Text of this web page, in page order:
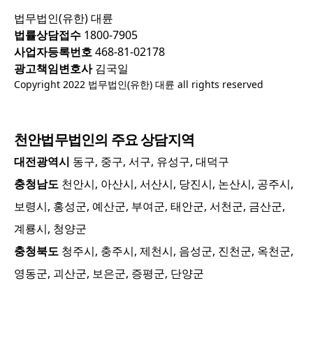
법무법인(유한) 대륜
법률상담접수 1800-7905
사업자등록번호468-81-02178
광고책임변호사김국일
Copyright 2022 법무법인(유한) 대륜 all rights reserved
천안법무법인의 주요 상담지역
대전광역시 동구, 중구, 서구, 유성구, 대덕구
충청남도 천안시, 아산시, 서산시, 당진시, 논산시, 공주시,
보령시, 홍성군, 예산군, 부여군, 태안군, 서천군, 금산군,
계룡시, 청양군
충청북도 청주시, 충주시, 제천시, 음성군, 진천군, 옥천군,
영동군, 괴산군, 보은군, 증평군, 단양군